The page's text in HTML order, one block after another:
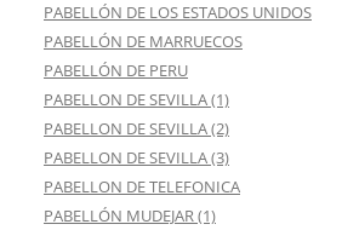
PABELLÓN DE LOS ESTADOS UNIDOS
PABELLÓN DE MARRUECOS
PABELLÓN DE PERU
PABELLON DE SEVILLA (1)
PABELLON DE SEVILLA (2)
PABELLON DE SEVILLA (3)
PABELLON DE TELEFONICA
PABELLÓN MUDEJAR (1)